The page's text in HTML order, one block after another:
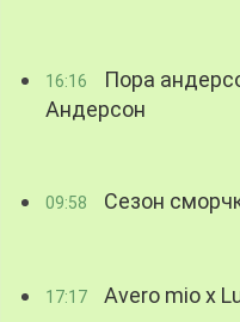
16:16
Пора
Андерсон
09:58 Сезон
17:17 Avero mio x